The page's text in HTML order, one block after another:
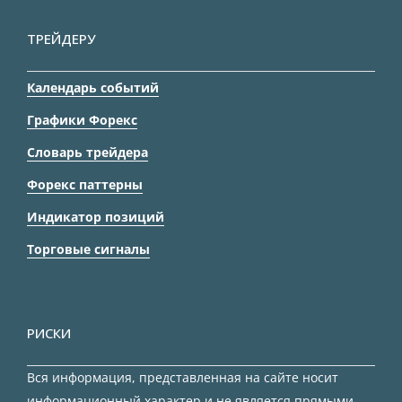
ТРЕЙДЕРУ
Календарь событий
Графики Форекс
Словарь трейдера
Форекс паттерны
Индикатор позиций
Торговые сигналы
РИСКИ
Вся информация, представленная на сайте носит